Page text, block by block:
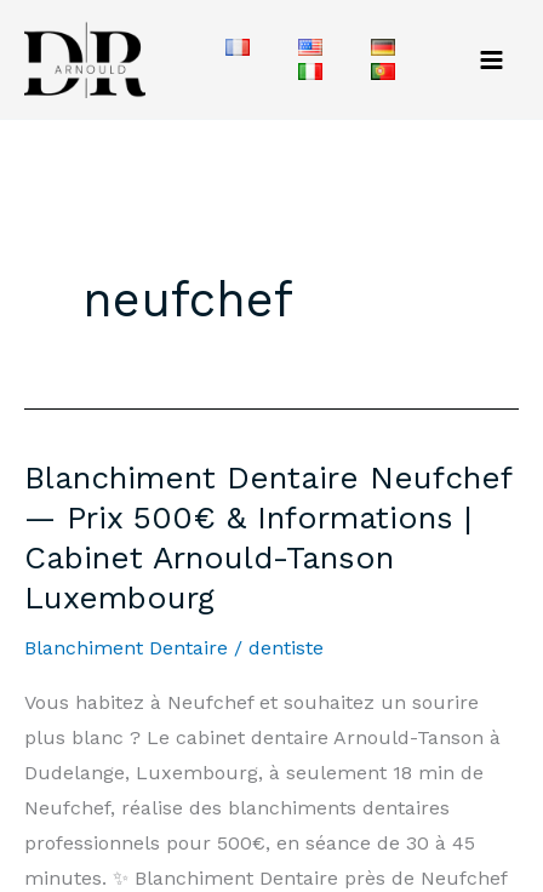
contenu
neufchef
Blanchiment Dentaire Neufchef
— Prix 500€ & Informations |
Cabinet Arnould-Tanson
Luxembourg
Blanchiment Dentaire / dentiste
Vous habitez à Neufchef et souhaitez un sourire
plus blanc ? Le cabinet dentaire Arnould-Tanson à
Dudelange, Luxembourg, à seulement 18 min de
Neufchef, réalise des blanchiments dentaires
professionnels pour 500€, en séance de 30 à 45
minutes. ✨ Blanchiment Dentaire près de Neufchef